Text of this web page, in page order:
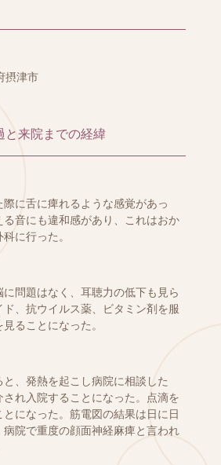
津市
来院までの経緯
際に舌に痺れるような感覚があっ
る音にも違和感があり、これはおか
に行った。
問題はなく、耳聴力の低下も見ら
、抗ウイルス薬、ビタミン剤を服
ることになった。
、発熱を起こし病院に相談した
れ入院することになった。点滴を
になった。筋電図の結果は日に日
病院で重度の顔面神経麻痺と言われ